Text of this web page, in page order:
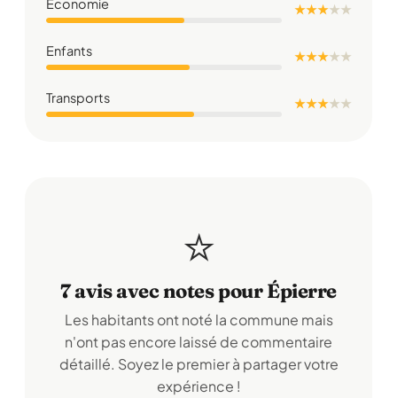
Économie ★ ★ ★★★
Enfants ★ ★ ★★★
Transports ★ ★ ★★★
⭐
7 avis avec notes pour Épierre
Les habitants ont noté la commune mais
n'ont pas encore laissé de commentaire
détaillé. Soyez le premier à partager votre
expérience !